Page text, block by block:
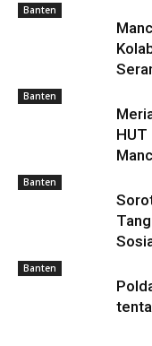
Banten
Banten
HUT
Banten
Banten